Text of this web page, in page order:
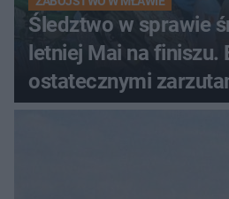
Śledztwo w sprawie
letniej Mai na finiszu.
ostatecznymi